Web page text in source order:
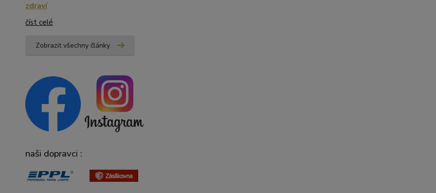
zdraví
číst celé
Zobrazit všechny články
naši dopravci :